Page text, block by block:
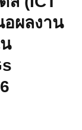
อผลงาน